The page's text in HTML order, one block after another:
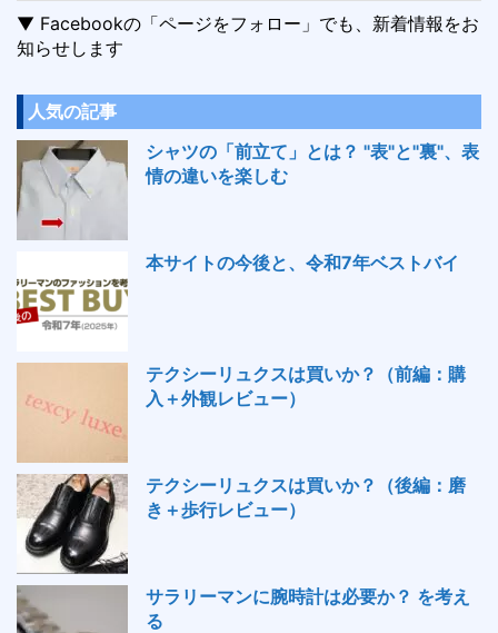
▼ Facebookの「ページをフォロー」でも、新着情報をお
知らせします
人気の記事
シャツの「前立て」とは？ "表"と"裏"、表
情の違いを楽しむ
本サイトの今後と、令和7年ベストバイ
テクシーリュクスは買いか？（前編：購
入＋外観レビュー）
テクシーリュクスは買いか？（後編：磨
き＋歩行レビュー）
サラリーマンに腕時計は必要か？ を考え
る